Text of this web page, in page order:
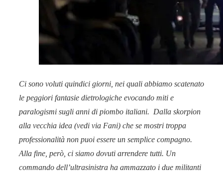
Ci sono voluti quindici giorni, nei quali abbiamo scatenato
le peggiori fantasie dietrologiche evocando miti e
paralogismi sugli anni di piombo italiani. Dalla skorpion
alla vecchia idea (vedi via Fani) che se mostri troppa
professionalità non puoi essere un semplice compagno.
Alla fine, però, ci siamo dovuti arrendere tutti. Un
commando dell’ultrasinistra ha ammazzato i due militanti